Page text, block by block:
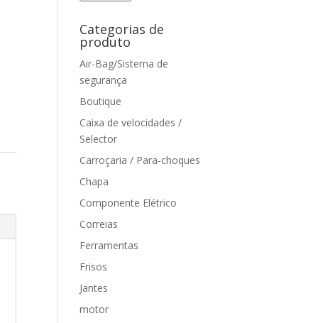
Categorias de
produto
Air-Bag/Sistema de
segurança
Boutique
Caixa de velocidades /
Selector
Carroçaria / Para-choques
Chapa
Componente Elétrico
Correias
Ferramentas
Frisos
Jantes
motor